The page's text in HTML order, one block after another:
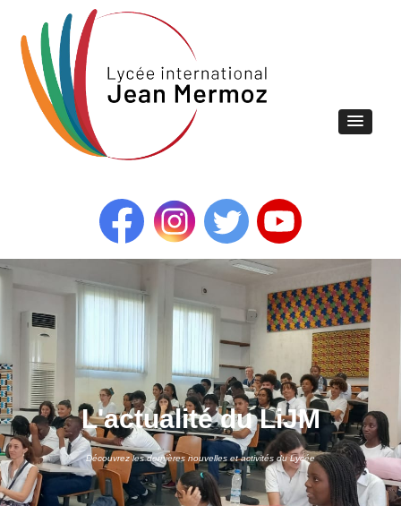
L'actualité du LiJM
Découvrez les dernières nouvelles et activités du Lycée